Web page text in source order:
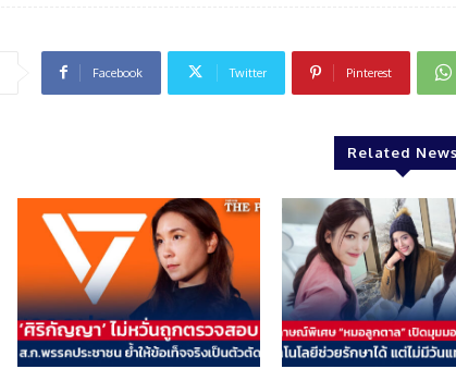
Facebook Twitter Pinterest
Related News